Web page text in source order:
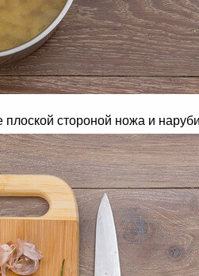
плоской стороной ножа и